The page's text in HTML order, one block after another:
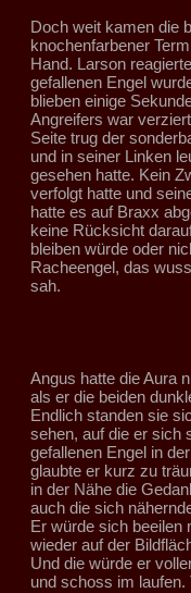
Doch weit kamen die
knochenfarbener
Hand. Larson
gefallenen Engel
blieben einige
Angreifers war
Seite trug der
und in seiner Linken
gesehen hatte. Kein
verfolgt hatte und
hatte es auf Braxx
keine Rücksicht
bleiben würde oder
Racheengel, das
sah.
Angus hatte die Aura
als er die beiden
Endlich standen sie
sehen, auf die er sich
gefallenen Engel in
glaubte er kurz zu
in der Nähe die
auch die sich
Er würde sich beeilen
wieder auf der
Und die würde er
und schoss im laufen.